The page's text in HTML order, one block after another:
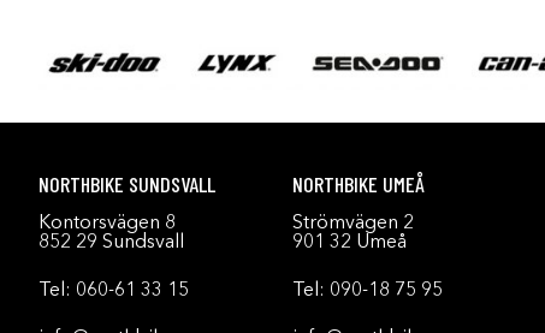
NORTHBIKE SUNDSVALL
Kontorsvägen 8
852 29 Sundsvall
Tel: 060-61 33 15
NORTHBIKE UMEÅ
Strömvägen 2
901 32 Umeå
Tel: 090-18 75 95